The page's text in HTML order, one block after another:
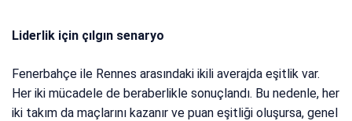
Liderlik için çılgın senaryo
Fenerbahçe ile Rennes arasındaki ikili averajda eşitlik var.
Her iki mücadele de beraberlikle sonuçlandı. Bu nedenle, her
iki takım da maçlarını kazanır ve puan eşitliği oluşursa, genel